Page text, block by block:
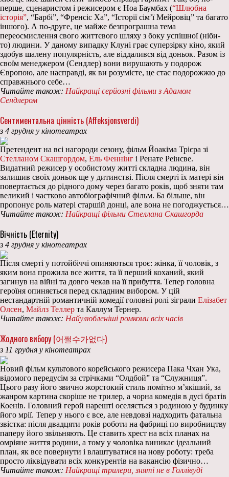
перше, сценаристом і режисером є Ноа Баумбах (“Шлюбна
історія”, “Барбі”, “Френсіс Ха”, “Історії сім’ї Мейровіц” та багато
іншого). А по-друге, це майже безпрограшна тема
переосмислення свого життєвого шляху з боку успішної (ніби-
то) людини. У даному випадку Клуні грає суперзірку кіно, який
здобув шалену популярність, але віддалився від доньок. Разом із
своїм менеджером (Сендлер) вони вирушають у подорож
Європою, але насправді, як ви розумієте, це стає подорожжю до
справжнього себе…
Читайте також: Найкращі серйозні фільми з Адамом
Сендлером
Сентиментальна цінність (Affeksjonsverdi)
з 4 грудня у кінотеатрах
Претендент на всі нагороди сезону, фільм Йоакіма Трієра зі
Стелланом Скашгордом, Ель Феннінг і Ренате Реінсве.
Видатний режисер у особистому житті складна людина, він
залишив своїх доньок ще у дитинстві. Після смерті їх матері він
повертається до рідного дому через багато років, щоб зняти там
великий і частково автобіографічний фільм. Ба більше, він
пропонує роль матері старшій донці, але вона не погоджується…
Читайте також: Найкращі фільми Стеллана Скашгорда
Вічність (Eternity)
з 4 грудня у кінотеатрах
Після смерті у потойбіччі опиняються троє: жінка, її чоловік, з
яким вона прожила все життя, та її перший коханий, який
загинув на війні та довго чекав на її прибуття. Тепер головна
героїня опиняється перед складним вибором. У цій
нестандартній романтичній комедії головні ролі зіграли Елізабет
Олсен, Майлз Теллер та Каллум Тернер.
Читайте також: Найулюбленіші ромкоми всіх часів
Жодного вибору (어쩔수가없다)
з 11 грудня у кінотеатрах
Новий фільм культового корейського режисера Пака Чхан Ука,
відомого передусім за стрічками “Олдбой” та “Служниця”.
Цього разу його звично жорстокий стиль помітно м’якіший, за
жанром картина скоріше не трилер, а чорна комедія в дусі братів
Коенів. Головний герой нарешті оселяється з родиною у будинку
його мрії. Тепер у нього є все, але невдовзі надходить фатальна
звістка: після двадцяти років роботи на фабриці по виробництву
паперу його звільняють. Це ставить хрест на всіх планах на
омріяне життя родини, а тому у чоловіка виникає ідеальний
план, як все повернути і влаштуватися на нову роботу: треба
просто ліквідувати всіх конкурентів на вакансію фізично…
Читайте також: Найкращі трилери, зняті не в Голлівуді